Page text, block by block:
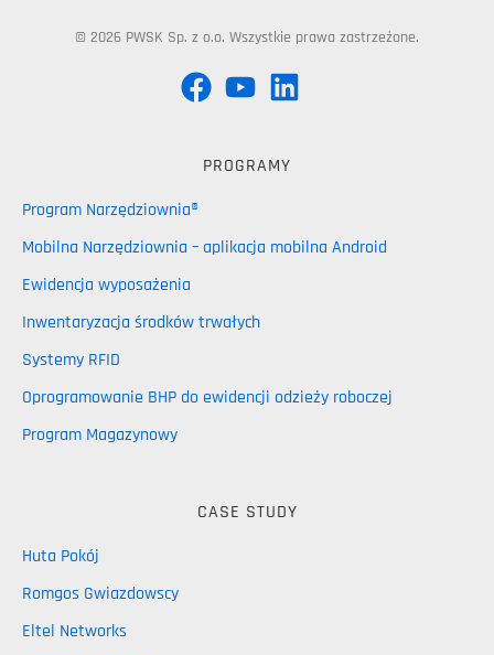
© 2026 PWSK Sp. z o.o. Wszystkie prawa zastrzeżone.
PROGRAMY
Program Narzędziownia®
Mobilna Narzędziownia – aplikacja mobilna Android
Ewidencja wyposażenia
Inwentaryzacja środków trwałych
Systemy RFID
Oprogramowanie BHP do ewidencji odzieży roboczej
Program Magazynowy
CASE STUDY
Huta Pokój
Romgos Gwiazdowscy
Eltel Networks